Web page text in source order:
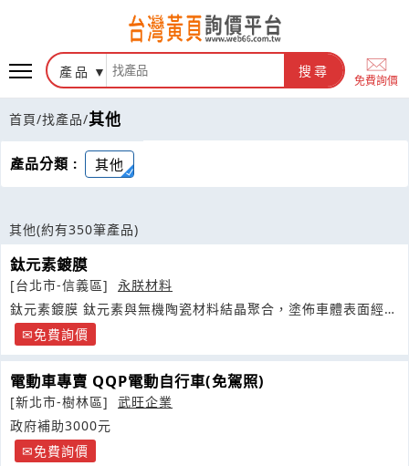
產品 搜尋
免費詢價
首頁/找產品/其他
產品分類 : 其他
其他(約有350筆產品)
鈦元素鍍膜
[台北市-信義區]
永朕材料
鈦元素鍍膜 鈦元素與無機陶瓷材料結晶聚合，塗佈車體表面經由
聚合反應
免費詢價
電動車專賣 QQP電動自行車(免駕照)
[新北市-樹林區]
武旺企業
政府補助3000元
免費詢價